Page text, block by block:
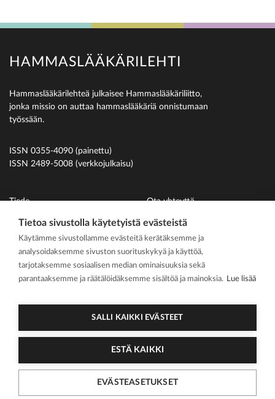
HAMMASLÄÄKÄRILEHTI
Hammaslääkärilehteä julkaisee Hammaslääkäriliitto,
jonka missio on auttaa hammaslääkäriä onnistumaan
työssään.
ISSN 0355-4090 (painettu)
ISSN 2489-5008 (verkkojulkaisu)
Tiede
Uutiset
Ihmiset
På svenska
Kirjoitusohjeet
Ota yhteyttä
Suomen Hammaslääkäriliitto
Hammaslääkärilehti
oste
Tietoa sivustolla käytetyistä evästeistä
Käytämme sivustollamme evästeitä kerätäksemme ja
analysoidaksemme sivuston suorituskykyä ja käyttöä,
tarjotaksemme sosiaalisen median ominaisuuksia sekä
parantaaksemme ja räätälöidäksemme sisältöä ja mainoksia. Lue lisää
SALLI KAIKKI EVÄSTEET
ESTÄ KAIKKI
EVÄSTEASETUKSET